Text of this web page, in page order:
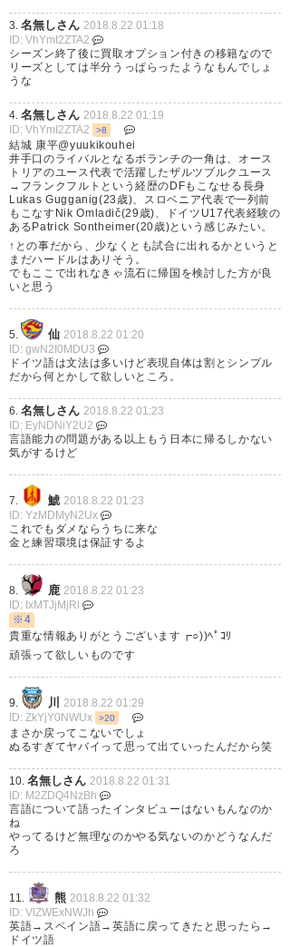
井手口移籍先決まったのね。ブ
ンデス２部の全く聞いたことな
いチームだけど干されてるより
はましなんだろうか。頑張って
ほしい #日本代表
— ヤスキー006 (yasky006)
2018, 8月 21
またしても英語圏じゃないとこ
ろに飛ばされる井手口くん。
— 🌈はしゅ (theaterofxxxx)
2018, 8月 21
井手口グロイターフュルトかぁ
DAZNさんお願いだよぉ〜ツヴ
ァイテ全試合配信してよ〜
— ２ゼード (Skyover1943)
2018, 8月 21
井手口ははじめからドイツ行く
べきだった
— tokyo (t0kvhl)2018, 8月 21
3. 名無しさん 2018.8.22 01:18
ID: VhYmI2ZTA2
シーズン終了後に買取オプション付きの移籍なので
リーズとしては半分うっぱらったようなもんでしょ
うな
4. 名無しさん 2018.8.22 01:19
ID: VhYmI2ZTA2
>8
結城 康平‏@yuukikouhei
井手口のライバルとなるボランチの一角は、オース
トリアのユース代表で活躍したザルツブルクユース
→フランクフルトという経歴のDFもこなせる長身
Lukas Gugganig(23歳)、スロベニア代表で一列前
もこなすNik Omladič(29歳)、ドイツU17代表経験の
あるPatrick Sontheimer(20歳)という感じみたい。
↑との事だから、少なくとも試合に出れるかというと
まだハードルはありそう。
でもここで出れなきゃ流石に帰国を検討した方が良
いと思う
5. 仙 2018.8.22 01:20
ID: gwN2I0MDU3
ドイツ語は文法は多いけど表現自体は割とシンプル
だから何とかして欲しいところ。
6. 名無しさん 2018.8.22 01:23
ID: EyNDNiY2U2
言語能力の問題がある以上もう日本に帰るしかない
気がするけど
7. 鯱 2018.8.22 01:23
ID: YzMDMyN2Ux
これでもダメならうちに来な
金と練習環境は保証するよ
8. 鹿 2018.8.22 01:23
ID: IxMTJjMjRl
※4
貴重な情報ありがとうございます┏○))ﾍﾟｺﾘ
頑張って欲しいものです
9. 川
2018.8.22 01:29
ID: ZkYjY0NWUx
>20
まさか戻ってこないでしょ
ぬるすぎてヤバイって思って出ていったんだから笑
10. 名無しさん 2018.8.22 01:31
ID: M2ZDQ4NzBh
言語について語ったインタビューはないもんなのか
ね
やってるけど無理なのかやる気ないのかどうなんだ
ろ
11. 熊 2018.8.22 01:32
ID: VlZWExNWJh
英語→スペイン語→英語に戻ってきたと思ったら→
ドイツ語